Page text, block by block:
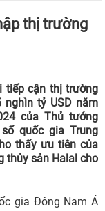
thị trường
tiếp cận thị trường
tỷ USD năm
của Thủ tướng
quốc gia Trung
thấy ưu tiên của
thủy sản Halal cho
gia Đông Nam Á